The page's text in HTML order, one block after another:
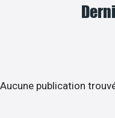
Aucune publication